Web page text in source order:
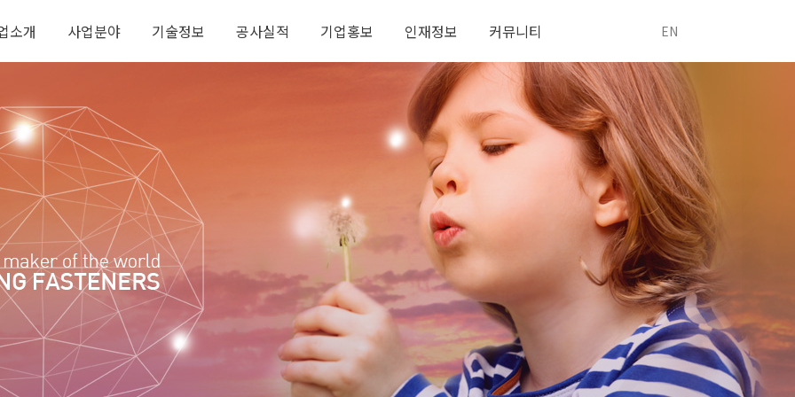
소개 사업분야 기술정보 공사실적 기업홍보 인재정보 커뮤니티 EN